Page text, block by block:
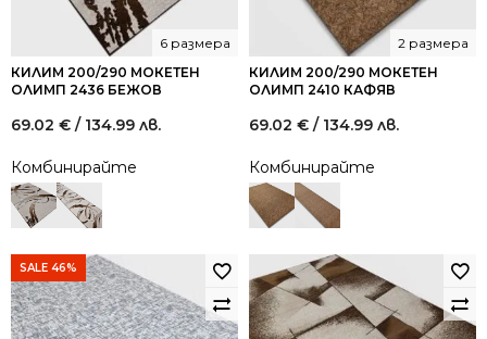
КИЛИМ 200/290 МОКЕТЕН
ОЛИМП 2436 БЕЖОВ
6 размера
69.02 € / 134.99 лв.
Комбинирайте
КИЛИМ 200/290 МОКЕТЕН
ОЛИМП 2410 КАФЯВ
2 размера
69.02 € / 134.99 лв.
Комбинирайте
SALE 46%